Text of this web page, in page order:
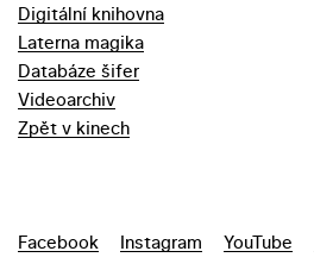
Digitální knihovna
Laterna magika
Databáze šifer
Videoarchiv
Zpět v kinech
Facebook Instagram YouTube